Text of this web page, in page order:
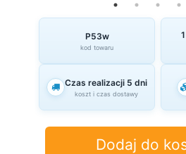
P53w
kod towaru
Czas realizacji 5 dni
koszt i czas dostawy
Dodaj do